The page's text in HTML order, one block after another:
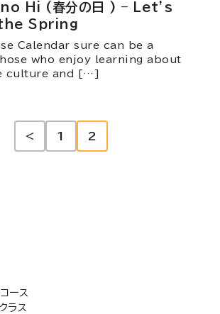
Hi (春分の日 ) – Let’s
Spring
Calendar sure can be a
who enjoy learning about
the Japanese culture and […]
< 1 2
デミー日本語
ース
ラス